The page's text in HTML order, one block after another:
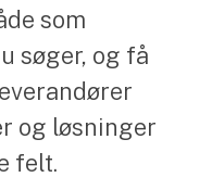
som
søger, og få
og løsninger
felt.